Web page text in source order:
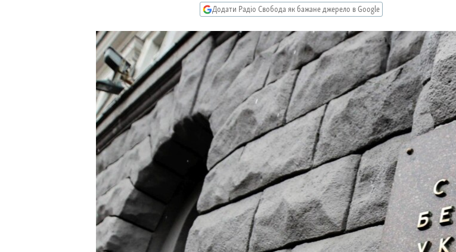
Додати Радіо Свобода як бажане джерело в Google